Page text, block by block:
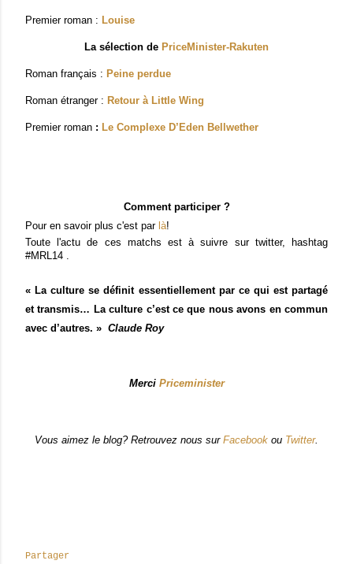
Premier roman : Louise
La sélection de PriceMinister-Rakuten
Roman français : Peine perdue
Roman étranger : Retour à Little Wing
Premier roman : Le Complexe D’Eden Bellwether
Comment participer ?
Pour en savoir plus c'est par là!
Toute l'actu de ces matchs est à suivre sur twitter, hashtag
#MRL14 .
« La culture se définit essentiellement par ce qui est partagé
et transmis… La culture c’est ce que nous avons en commun
avec d’autres. » Claude Roy
Merci Priceminister
Vous aimez le blog? Retrouvez nous sur Facebook ou Twitter.
Partager